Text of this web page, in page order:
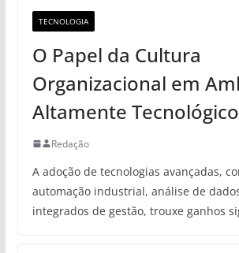
TECNOLOGIA
O Papel da Cultura
Organizacional em
Altamente
Redação
A adoção de tecnologias avançadas,
automação industrial, análise de
integrados de gestão, trouxe ganhos